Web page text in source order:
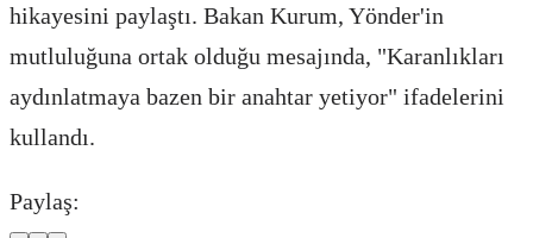
hikayesini paylaştı. Bakan Kurum, Yönder'in
mutluluğuna ortak olduğu mesajında, "Karanlıkları
aydınlatmaya bazen bir anahtar yetiyor" ifadelerini
kullandı.
Paylaş: